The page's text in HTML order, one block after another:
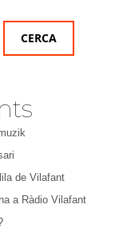
CERCA
de Vilafant
a Ràdio Vilafant